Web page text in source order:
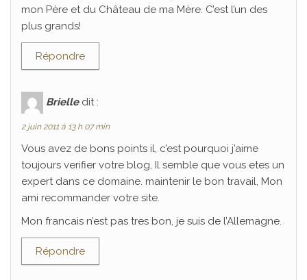
mon Père et du Château de ma Mère. C’est l’un des
plus grands!
Répondre
Brielle dit :
2 juin 2011 à 13 h 07 min
Vous avez de bons points il, c’est pourquoi j’aime
toujours verifier votre blog, Il semble que vous etes un
expert dans ce domaine. maintenir le bon travail, Mon
ami recommander votre site.
Mon francais n’est pas tres bon, je suis de l’Allemagne.
Répondre